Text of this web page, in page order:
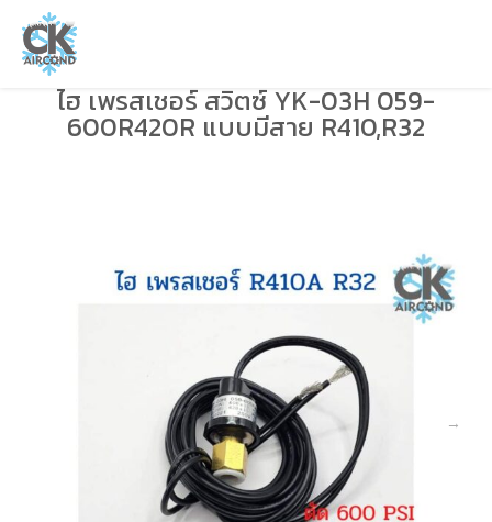
ไฮ เพรสเชอร์ สวิตซ์ YK-03H 059-
600R420R แบบมีสาย R410,R32